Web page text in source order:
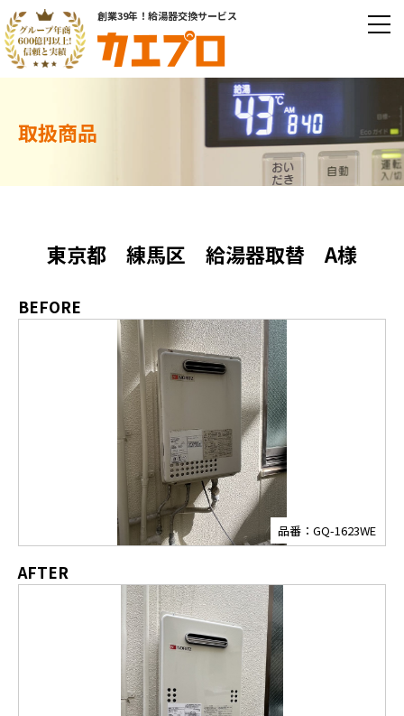
創業39年！給湯器交換サービス
取扱商品
東京都 練馬区 給湯器取替 A様
BEFORE
品番：GQ-1623WE
AFTER